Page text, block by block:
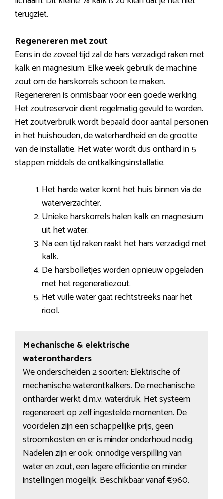
terugziet.
Regenereren met zout
Eens in de zoveel tijd zal de hars verzadigd raken met
kalk en magnesium. Elke week gebruik de machine
zout om de harskorrels schoon te maken.
Regenereren is onmisbaar voor een goede werking.
Het zoutreservoir dient regelmatig gevuld te worden.
Het zoutverbruik wordt bepaald door aantal personen
in het huishouden, de waterhardheid en de grootte
van de installatie. Het water wordt dus onthard in 5
stappen middels de ontkalkingsinstallatie.
Het harde water komt het huis binnen via de
waterverzachter.
Unieke harskorrels halen kalk en magnesium
uit het water.
Na een tijd raken raakt het hars verzadigd met
kalk.
De harsbolletjes worden opnieuw opgeladen
met het regeneratiezout.
Het vuile water gaat rechtstreeks naar het
riool.
Mechanische & elektrische
waterontharders
We onderscheiden 2 soorten: Elektrische of
mechanische waterontkalkers. De mechanische
ontharder werkt d.m.v. waterdruk. Het systeem
regenereert op zelf ingestelde momenten. De
voordelen zijn een schappelijke prijs, geen
stroomkosten en er is minder onderhoud nodig.
Nadelen zijn er ook: onnodige verspilling van
water en zout, een lagere efficiëntie en minder
instellingen mogelijk. Beschikbaar vanaf €960.